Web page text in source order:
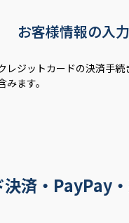
お客様情報の入力
レジットカードの決済手続
みます。
済・PayPay